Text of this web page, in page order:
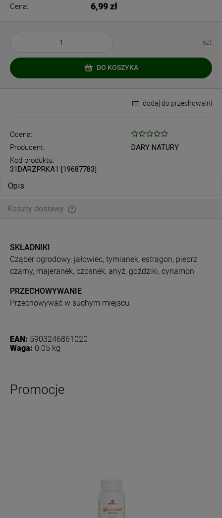
Cena: 6,99 zł
szt
DO KOSZYKA
dodaj do przechowalni
Ocena:
Producent:
DARY NATURY
Kod produktu:
31DARZPRKA1 [19687783]
Opis
Koszty dostawy
SKŁADNIKI
Cząber ogrodowy, jałowiec, tymianek, estragon, pieprz
czarny, majeranek, czosnek, anyż, goździki, cynamon .
PRZECHOWYWANIE
Przechowywać w suchym miejscu.
EAN: 5903246861020
Waga: 0.05 kg
Promocje